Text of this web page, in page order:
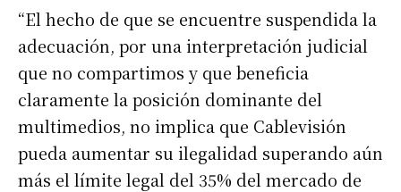
“El hecho de que se encuentre suspendida la
adecuación, por una interpretación judicial
que no compartimos y que beneficia
claramente la posición dominante del
multimedios, no implica que Cablevisión
pueda aumentar su ilegalidad superando aún
más el límite legal del 35% del mercado de